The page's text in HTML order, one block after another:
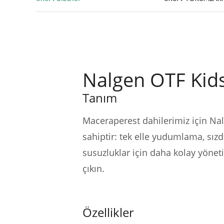
Nalgen OTF
Tanım
Maceraperest dahilerimiz için
sahiptir: tek elle yudumlama,
susuzluklar için daha kolay
çıkın.
Özellikler